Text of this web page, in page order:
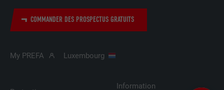
COMMANDER DES PROSPECTUS GRATUITS
My PREFA Luxembourg
Information
NOM lidc
Utilisé par le service de réseau social